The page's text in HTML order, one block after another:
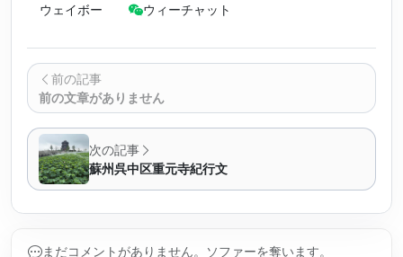
ウェイボー
ウィーチャット
前の記事
前の文章がありません
次の記事
蘇州呉中区重元寺紀行文
まだコメントがありません。ソファーを奪います。